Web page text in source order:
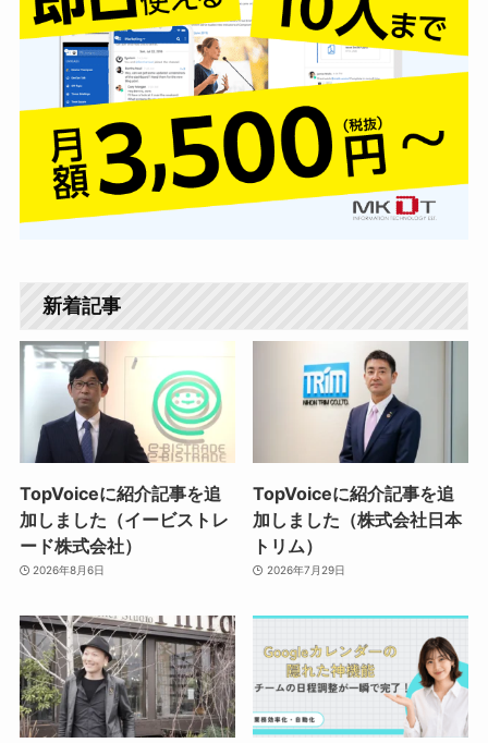
新着記事
TopVoiceに紹介記事を追
加しました（イービストレ
ード株式会社）
2026年8月6日
TopVoiceに紹介記事を追
加しました（株式会社日本
トリム）
2026年7月29日